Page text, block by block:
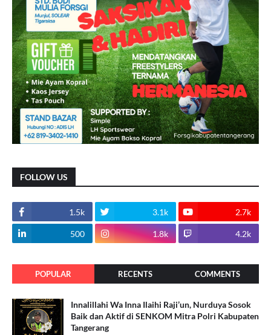
FOLLOW US
1.5k 3.1k 2.7k
500 1.8k 4.2k
POPULAR RECENTS COMMENTS
Innalillahi Wa Inna Ilaihi Raji’un, Nurduya Sosok
Baik dan Aktif di SENKOM Mitra Polri Kabupaten
Tangerang